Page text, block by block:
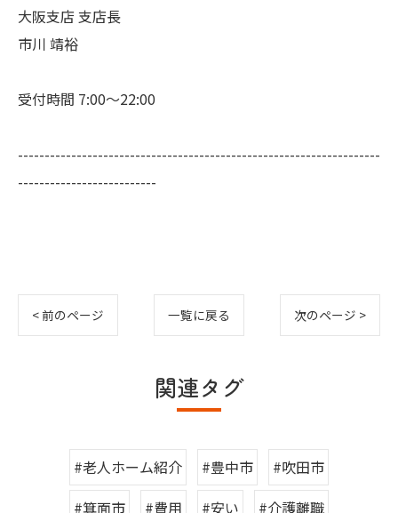
大阪支店 支店長
市川 靖裕
受付時間 7:00～22:00
--------------------------------------------------------------------
--------------------------
< 前のページ 一覧に戻る 次のページ >
関連タグ
#老人ホーム紹介 #豊中市
#吹田市
#箕面市
#費用 #安い #介護離職